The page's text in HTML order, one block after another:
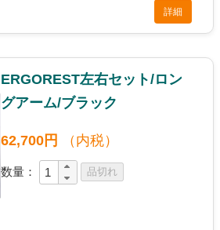
詳細
ERGOREST左右セット/ロン
グアーム/ブラック
62,700円 （内税）
数量：